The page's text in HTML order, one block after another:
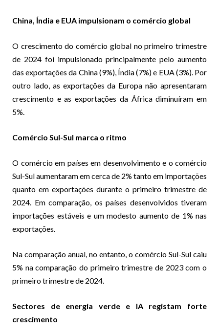
China, Índia e EUA impulsionam o comércio global
O crescimento do comércio global no primeiro trimestre
de 2024 foi impulsionado principalmente pelo aumento
das exportações da China (9%), Índia (7%) e EUA (3%). Por
outro lado, as exportações da Europa não apresentaram
crescimento e as exportações da África diminuíram em
5%.
Comércio Sul-Sul marca o ritmo
O comércio em países em desenvolvimento e o comércio
Sul-Sul aumentaram em cerca de 2% tanto em importações
quanto em exportações durante o primeiro trimestre de
2024. Em comparação, os países desenvolvidos tiveram
importações estáveis e um modesto aumento de 1% nas
exportações.
Na comparação anual, no entanto, o comércio Sul-Sul caiu
5% na comparação do primeiro trimestre de 2023 com o
primeiro trimestre de 2024.
Sectores de energia verde e IA registam forte
crescimento